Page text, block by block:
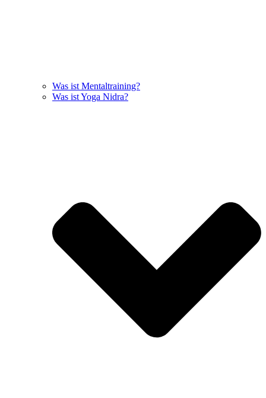
Was ist Mentaltraining?
Was ist Yoga Nidra?